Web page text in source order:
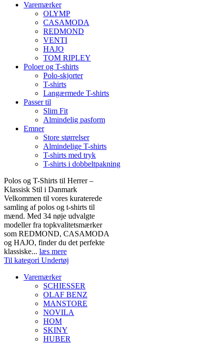
Varemærker
OLYMP
CASAMODA
REDMOND
VENTI
HAJO
TOM RIPLEY
Poloer og T-shirts
Polo-skjorter
T-shirts
Langærmede T-shirts
Passer til
Slim Fit
Almindelig pasform
Emner
Store størrelser
Almindelige T-shirts
T-shirts med tryk
T-shirts i dobbeltpakning
Polos og T-Shirts til Herrer –
Klassisk Stil i Danmark
Velkommen til vores kuraterede
samling af polos og t-shirts til
mænd. Med 34 nøje udvalgte
modeller fra topkvalitetsmærker
som REDMOND, CASAMODA
og HAJO, finder du det perfekte
klassiske... læs mere
Til kategori Undertøj
Varemærker
SCHIESSER
OLAF BENZ
MANSTORE
NOVILA
HOM
SKINY
HUBER